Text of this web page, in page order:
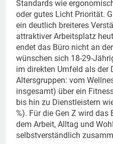
Standards wie
oder gutes Licht Priorität.
ein deutlich breiteres
attraktiver Arbeitsplatz
endet das Büro nicht an
wünschen sich 18-29-
im direkten Umfeld als der
Altersgruppen: vom
insgesamt) über ein
bis hin zu Dienstleistern
%). Für die Gen Z wird das
dem Arbeit, Alltag und
selbstverständlich